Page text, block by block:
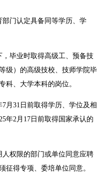
门认定具备同等学历、学
毕业时取得高级工、预备技
级）的高级技校、技师学院毕
科、大学本科的岗位。
月31日前取得学历、学位及相
年2月17日前取得国家承认的
权限的部门或单位同意应聘
征得专项、委培单位同意。